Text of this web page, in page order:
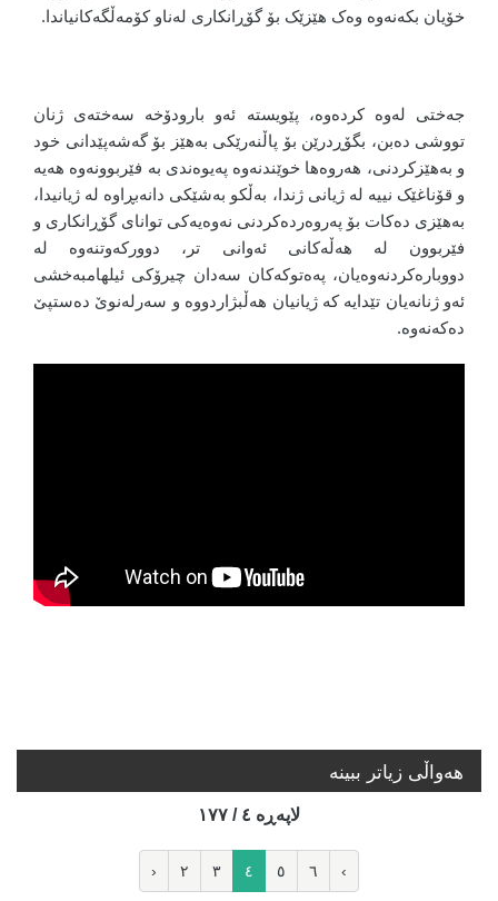
خۆیان بکەنەوە وەک هێزێک بۆ گۆڕانکاری لەناو کۆمەڵگەکانیاندا.
جەختی لەوە کردەوە، پێویستە ئەو بارودۆخە سەختەی ژنان
تووشی دەبن، بگۆڕدرێن بۆ پاڵنەرێکی بەهێز بۆ گەشەپێدانی خود
و بەهێزکردنی، هەروەها خوێندنەوە پەیوەندی بە فێربوونەوە هەیە
و قۆناغێک نییە لە ژیانی ژندا، بەڵکو بەشێکی دانەبڕاوە لە ژیانیدا،
بەهێزی دەکات بۆ پەروەردەکردنی نەوەیەکی توانای گۆڕانکاری و
فێربوون لە هەڵەکانی ئەوانی تر، دوورکەوتنەوە لە
دووبارەکردنەوەیان، پەەتوکەکان سەدان چیرۆکی ئیلهامبەخشی
ئەو ژنانەیان تێدایە کە ژیانیان هەڵبژاردووە و سەرلەنوێ دەستپێ
دەکەنەوە.
هه‌واڵی زیاتر ببینە
لاپه‌ڕه‌ ٤ / ١٧٧
‹ ٢ ٣ ٤ ٥ ٦ ›